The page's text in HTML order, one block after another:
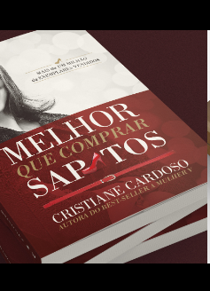
que
sapatos
e projeto